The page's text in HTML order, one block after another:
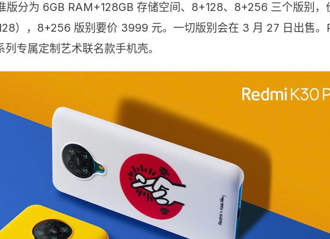
版分为 6GB RAM+128GB 存储空间、8+128、8+256 三个版别
），8+256 版别要价 3999 元。一切版别会在 3 月 27 日出售。
专属定制艺术联名款手机壳。